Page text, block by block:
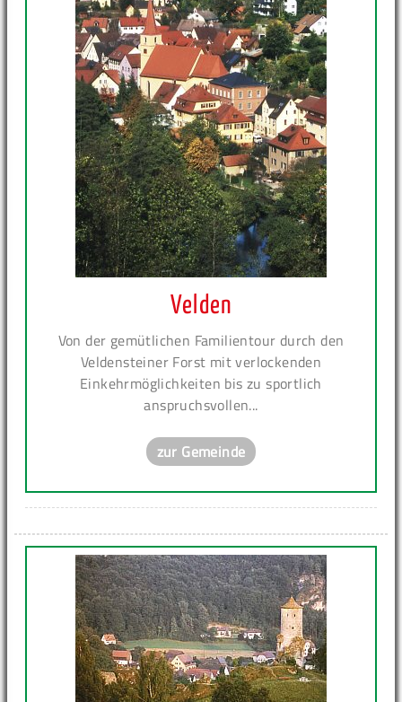
Velden
Von der gemütlichen Familientour durch den
Veldensteiner Forst mit verlockenden
Einkehrmöglichkeiten bis zu sportlich
anspruchsvollen...
zur Gemeinde